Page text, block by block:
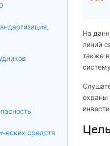
средств
На
линий
также в
охраны